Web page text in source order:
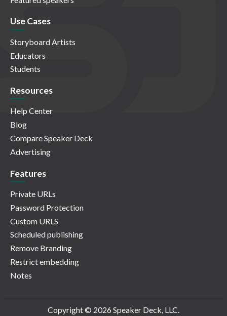
Use Cases
Storyboard Artists
Educators
Students
Resources
Help Center
Blog
Compare Speaker Deck
Advertising
Features
Private URLs
Password Protection
Custom URLS
Scheduled publishing
Remove Branding
Restrict embedding
Notes
Copyright © 2026 Speaker Deck, LLC.